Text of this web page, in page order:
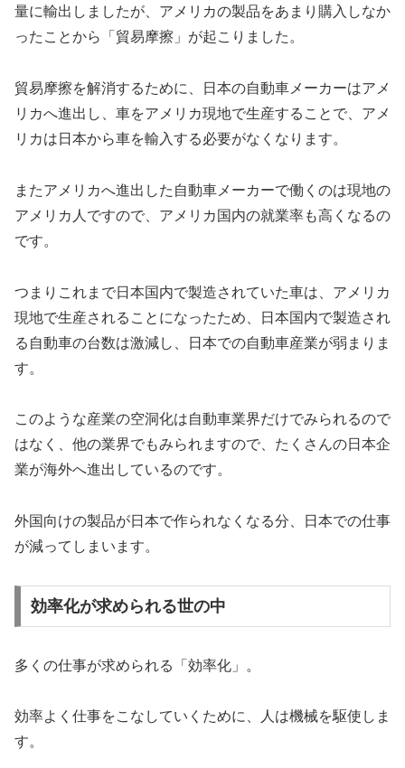
量に輸出しましたが、アメリカの製品をあまり購入しなか
ったことから「貿易摩擦」が起こりました。
貿易摩擦を解消するために、日本の自動車メーカーはアメ
リカへ進出し、車をアメリカ現地で生産することで、アメ
リカは日本から車を輸入する必要がなくなります。
またアメリカへ進出した自動車メーカーで働くのは現地の
アメリカ人ですので、アメリカ国内の就業率も高くなるの
です。
つまりこれまで日本国内で製造されていた車は、アメリカ
現地で生産されることになったため、日本国内で製造され
る自動車の台数は激減し、日本での自動車産業が弱まりま
す。
このような産業の空洞化は自動車業界だけでみられるので
はなく、他の業界でもみられますので、たくさんの日本企
業が海外へ進出しているのです。
外国向けの製品が日本で作られなくなる分、日本での仕事
が減ってしまいます。
効率化が求められる世の中
多くの仕事が求められる「効率化」。
効率よく仕事をこなしていくために、人は機械を駆使しま
す。